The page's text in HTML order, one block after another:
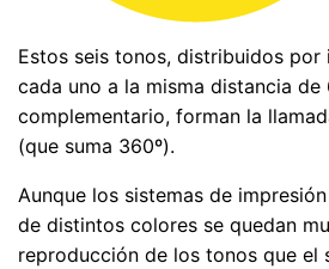
Estos seis tonos, distribuidos por
cada uno a la misma distancia de
complementario, forman la
(que suma 360º).
Aunque los sistemas de
de distintos colores se quedan
reproducción de los tonos que el